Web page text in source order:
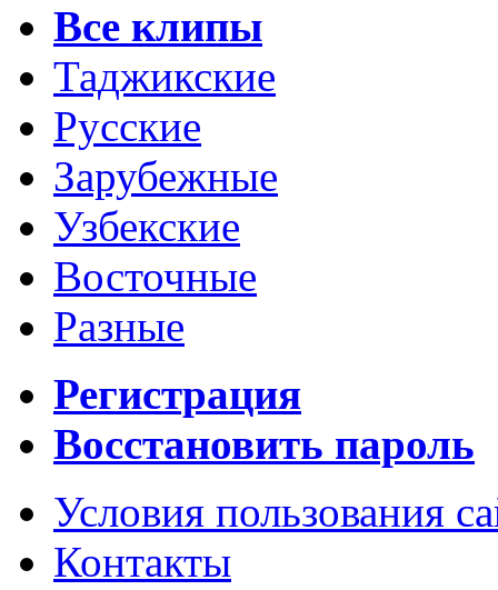
Все клипы
Таджикские
Русские
Зарубежные
Узбекские
Восточные
Разные
Регистрация
Восстановить пароль
Условия пользования
Контакты